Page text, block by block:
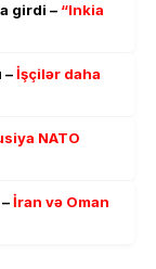
girdi – “Inkia
–İşçilər daha
NATO
İran və Oman